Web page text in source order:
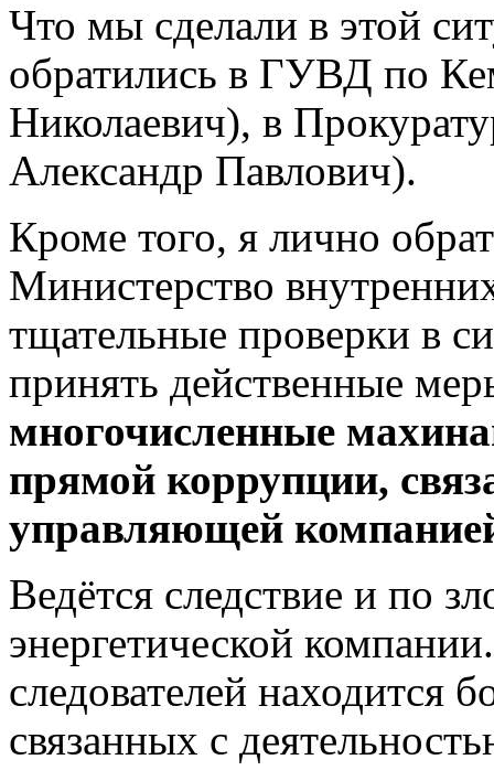
Что мы сделали в этой
обратились в ГУВД по
Николаевич), в
Александр Павлович).
Кроме того, я лично
Министерство
тщательные проверки в
принять действенные
многочисленные
прямой коррупции,
управляющей
Ведётся следствие и по
энергетической
следователей находится
связанных с